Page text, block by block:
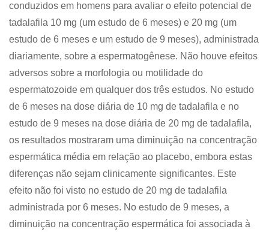
conduzidos em homens para avaliar o efeito potencial de
tadalafila 10 mg (um estudo de 6 meses) e 20 mg (um
estudo de 6 meses e um estudo de 9 meses), administrada
diariamente, sobre a espermatogênese. Não houve efeitos
adversos sobre a morfologia ou motilidade do
espermatozoide em qualquer dos três estudos. No estudo
de 6 meses na dose diária de 10 mg de tadalafila e no
estudo de 9 meses na dose diária de 20 mg de tadalafila,
os resultados mostraram uma diminuição na concentração
espermática média em relação ao placebo, embora estas
diferenças não sejam clinicamente significantes. Este
efeito não foi visto no estudo de 20 mg de tadalafila
administrada por 6 meses. No estudo de 9 meses, a
diminuição na concentração espermática foi associada à